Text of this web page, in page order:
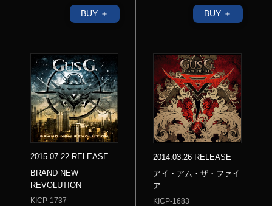
BUY ＋ BUY ＋
2015.07.22 RELEASE
BRAND NEW
REVOLUTION
KICP-1737
2014.03.26 RELEASE
アイ・アム・ザ・ファイ
ア
KICP-1683